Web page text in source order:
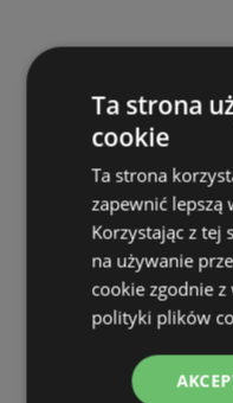
Ta strona
cookie
Ta strona
zapewnić lepszą
Korzystając z tej
na używanie
cookie zgodnie
polityki plików